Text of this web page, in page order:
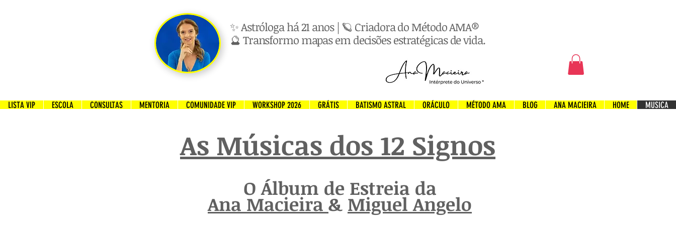
✨ Astróloga há 21 anos | 🪐 Criadora do Método AMA®
🔮 Transformo mapas em decisões estratégicas de vida.
LISTA VIP ESCOLA CONSULTAS MENTORIA COMUNIDADE VIP WORKSHOP 2026 GRÁTIS BATISMO ASTRAL ORÁCULO MÉTODO AMA BLOG ANA MACIEIRA HOME MUSICA
As Músicas dos 12 Signos
O Álbum de Estreia da
Ana Macieira& Miguel Angelo